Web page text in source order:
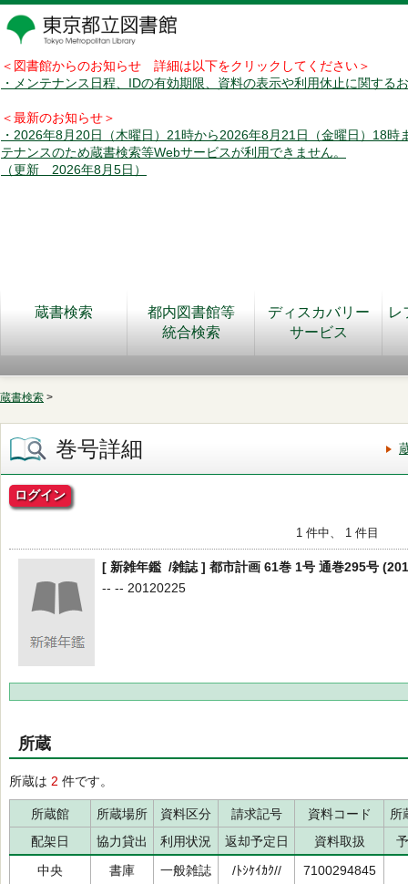
＜図書館からのお知らせ 詳細は以下をクリックしてください＞
・メンテナンス日程、IDの有効期限、資料の表示や利用休止に関する
＜最新のお知らせ＞
・2026年8月20日（木曜日）21時から2026年8月21日（金曜日）18時
テナンスのため蔵書検索等Webサービスが利用できません。
（更新 2026年8月5日）
蔵書検索
都内図書館等
統合検索
ディスカバリー
サービス
レ
蔵書検索 >
巻号詳細
ログイン
1 件中、 1 件目
[ 新雑年鑑 /雑誌 ] 都市計画 61巻 1号 通巻295号
-- -- 20120225
所蔵
所蔵は 2 件です。
所蔵館 所蔵場所 資料区分 請求記号 資料コード
所
配架日
協力貸出 利用状況 返却予定日 資料取扱
中央
書庫 一般雑誌 /ﾄｼｹｲｶｸ//
7100294845